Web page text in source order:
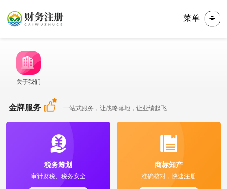
菜单
关于我们
金牌服务 一站式服务，让战略落地，让业绩起飞
税务筹划
审计财税、税务安全
商标知产
准确核对，快速注册